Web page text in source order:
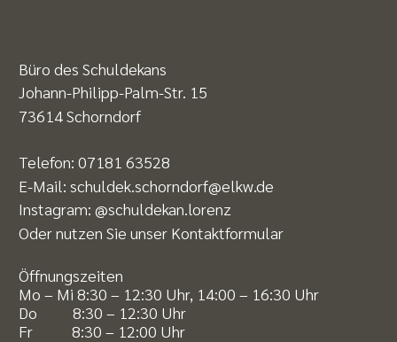
Büro des Schuldekans
Johann-Philipp-Palm-Str. 15
73614 Schorndorf
Telefon: 07181 63528
E-Mail: schuldek.schorndorf@elkw.de
Instagram: @schuldekan.lorenz
Oder nutzen Sie unser Kontaktformular
Öffnungszeiten
Mo – Mi 8:30 – 12:30 Uhr, 14:00 – 16:30 Uhr
Do 8:30 – 12:30 Uhr
Fr 8:30 – 12:00 Uhr